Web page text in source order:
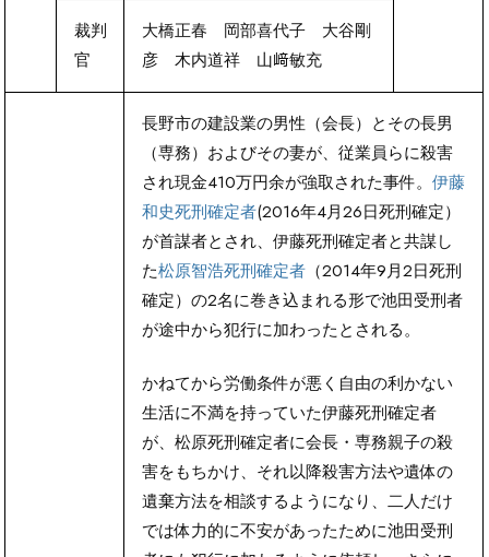
裁判
官
大橋正春 岡部喜代子 大谷剛
彦 木内道祥 山﨑敏充
長野市の建設業の男性（会長）とその長男
（専務）およびその妻が、従業員らに殺害
され現金410万円余が強取された事件。 伊藤
和史死刑確定者(2016年4月26日死刑確定）
が首謀者とされ、伊藤死刑確定者と共謀し
た松原智浩死刑確定者（2014年9月2日死刑
確定）の2名に巻き込まれる形で池田受刑者
が途中から犯行に加わったとされる。
かねてから労働条件が悪く自由の利かない
生活に不満を持っていた伊藤死刑確定者
が、松原死刑確定者に会長・専務親子の殺
害をもちかけ、それ以降殺害方法や遺体の
遺棄方法を相談するようになり、二人だけ
では体力的に不安があったために池田受刑